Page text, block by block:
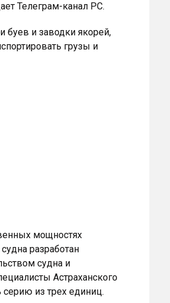
Телеграм-канал РС.
буев и заводки якорей,
грузы и
мощностях
разработан
судна и
Астраханского
из трех единиц.